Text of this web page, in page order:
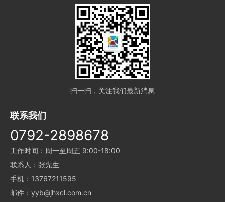
扫一扫，关注我们最新消息
联系我们
0792-2898678
工作时间：周一至周五 9:00-18:00
联系人：张先生
手机：13767211595
邮件：yyb@jhxcl.com.cn